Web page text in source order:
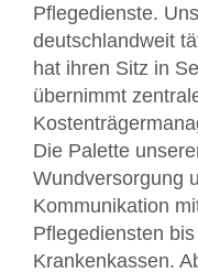
Pflegedienste.
deutschlandweit
hat ihren Sitz in
übernimmt
Die Palette
Wundversorgung
Kommunikation
Pflegediensten
Krankenkassen.